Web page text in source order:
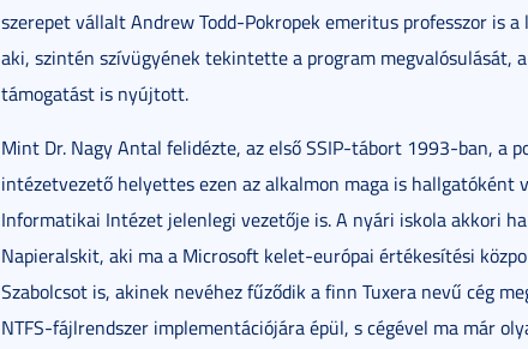
szerepet vállalt Andrew Todd-Pokropek emeritus professzor is
aki, szintén szívügyének tekintette a program megvalósulását,
támogatást is nyújtott.
Mint Dr. Nagy Antal felidézte, az első SSIP-tábort 1993-ban, a
intézetvezető helyettes ezen az alkalmon maga is hallgatóként
Informatikai Intézet jelenlegi vezetője is. A nyári iskola akkori
Napieralskit, aki ma a Microsoft kelet-európai értékesítési
Szabolcsot is, akinek nevéhez fűződik a finn Tuxera nevű cég
NTFS-fájlrendszer implementációjára épül, s cégével ma már